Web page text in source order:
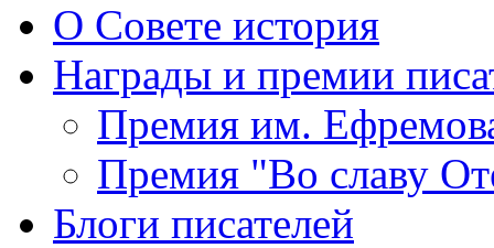
О Совете история
Награды и премии
Премия им.
Премия "Во славу
Блоги писателей